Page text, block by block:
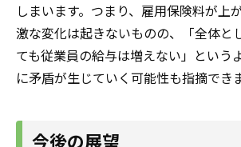
しまいます。つまり、雇用保険料が上
激な変化は起きないものの、「全体と
ても従業員の給与は増えない」という
に矛盾が生じていく可能性も指摘できま
今後の展望